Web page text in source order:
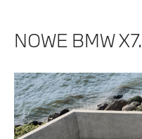
NOWE BMW X7.